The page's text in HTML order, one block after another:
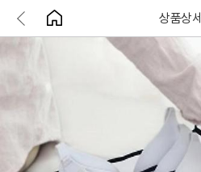
상품상세